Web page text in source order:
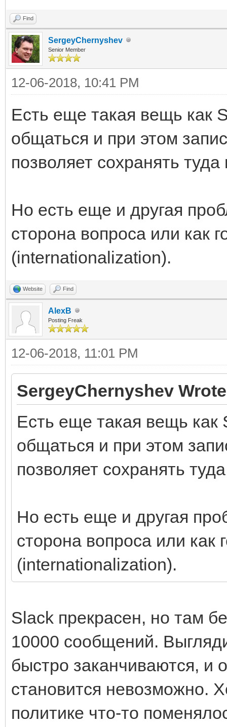
Find
SergeyChernyshev
Senior Member
12-06-2018, 10:41 PM
Есть еще такая вещь как
общаться и при этом
позволяет сохранять туда
Но есть еще и другая
сторона вопроса или как
(internationalization).
Website Find
AlexB
Posting Freak
12-06-2018, 11:01 PM
SergeyChernyshev
Есть еще такая вещь как
общаться и при этом
позволяет сохранять
Но есть еще и другая
сторона вопроса или как
(internationalization).
Slack прекрасен, но там
10000 сообщений.
быстро заканчиваются, и
становится невозможно.
политике что-то